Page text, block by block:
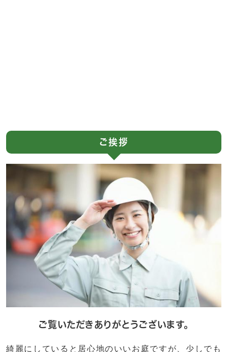
ご挨拶
ご覧いただきありがとうございます。
綺麗にしていると居心地のいいお庭ですが、少しでも